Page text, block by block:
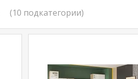
(10 подкатегории)